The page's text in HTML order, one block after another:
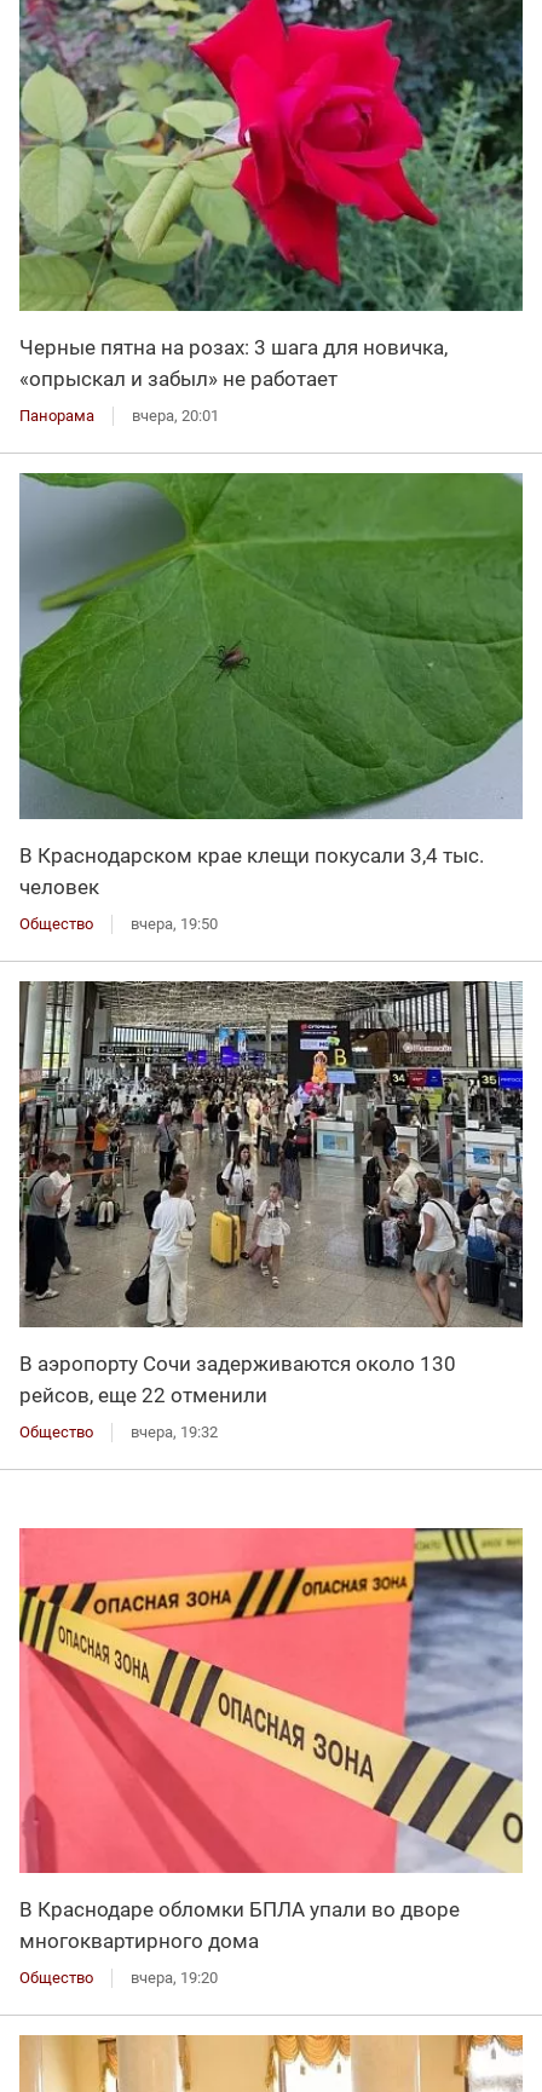
Черные пятна на розах: 3 шага для новичка,
«опрыскал и забыл» не работает
Панорама вчера, 20:01
В Краснодарском крае клещи покусали 3,4 тыс.
человек
Общество вчера, 19:50
В аэропорту Сочи задерживаются около 130
рейсов, еще 22 отменили
Общество вчера, 19:32
В Краснодаре обломки БПЛА упали во дворе
многоквартирного дома
Общество вчера, 19:20